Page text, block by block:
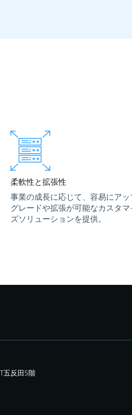
柔軟性と拡張性
事業の成長に応じて、容易にアッ
グレードや拡張が可能なカスタマ
ズソリューションを提供。
五反田5階